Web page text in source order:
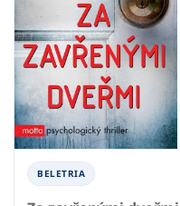
BELETRIA